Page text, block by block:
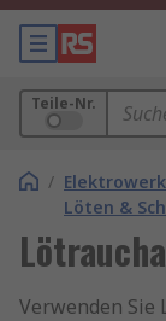
Teile-Nr.
/
Löten &
Verwenden Sie